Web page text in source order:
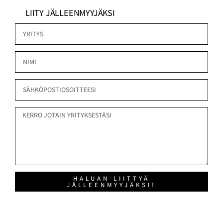
LIITY JÄLLEENMYYJÄKSI
HALUAN LIITTYÄ
JÄLLEENMYYJÄKSI!